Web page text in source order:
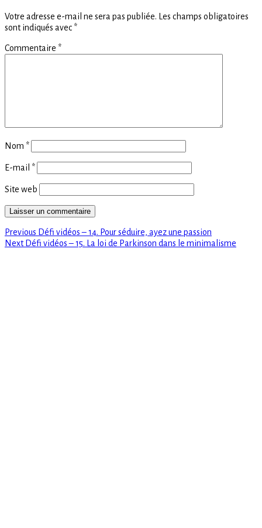
Votre adresse e-mail ne sera pas publiée.
Les champs obligatoires
sont indiqués avec *
Commentaire *
Nom *
E-mail *
Site web
Navigation
de
Previous Previous
post:
Défi vidéos – 14. Pour séduire, ayez une passion
Next Next
Défi vidéos – 15. La loi de Parkinson dans le minimalisme